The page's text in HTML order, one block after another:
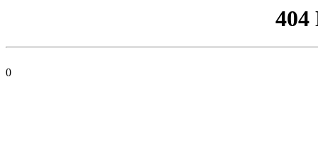
404
0